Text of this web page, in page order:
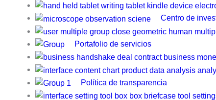
Centro de
Portafolio de servicios
Política de transparencia